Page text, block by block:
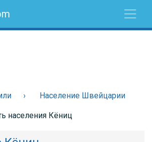
Население Швейцарии
населения Кёниц